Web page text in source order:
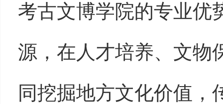
考古文博学院的专业优
源，在人才培养、文物
同挖掘地方文化价值，